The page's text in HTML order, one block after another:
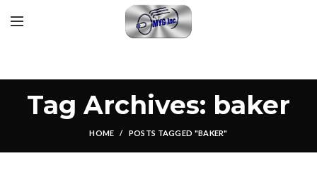
Tag Archives: baker
HOME POSTS TAGGED "BAKER"